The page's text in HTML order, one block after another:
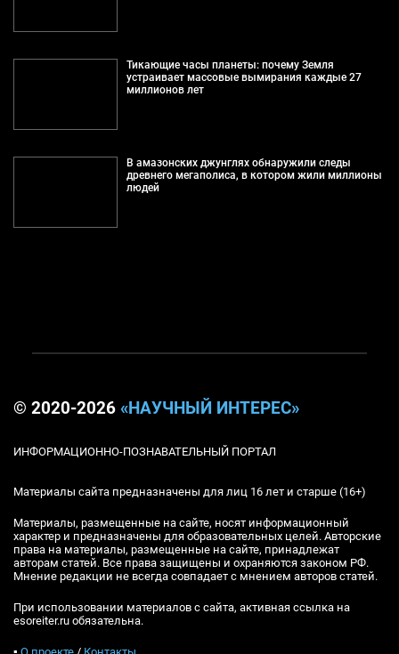
Тикающие часы планеты: почему Земля
устраивает массовые вымирания каждые 27
миллионов лет
В амазонских джунглях обнаружили следы
древнего мегаполиса, в котором жили миллионы
людей
© 2020-2026 «НАУЧНЫЙ ИНТЕРЕС»
ИНФОРМАЦИОННО-ПОЗНАВАТЕЛЬНЫЙ ПОРТАЛ
Материалы сайта предназначены для лиц 16 лет и старше (16+)
Материалы, размещенные на сайте, носят информационный
характер и предназначены для образовательных целей. Авторские
права на материалы, размещенные на сайте, принадлежат
авторам статей. Все права защищены и охраняются законом РФ.
Мнение редакции не всегда совпадает с мнением авторов статей.
При использовании материалов с сайта, активная ссылка на
esoreiter.ru обязательна.